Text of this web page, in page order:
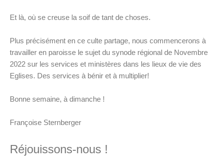
Et là, où se creuse la soif de tant de choses.
Plus précisément en ce culte partage, nous commencerons à
travailler en paroisse le sujet du synode régional de Novembre
2022 sur les services et ministères dans les lieux de vie des
Eglises. Des services à bénir et à multiplier!
Bonne semaine, à dimanche !
Françoise Sternberger
Réjouissons-nous !